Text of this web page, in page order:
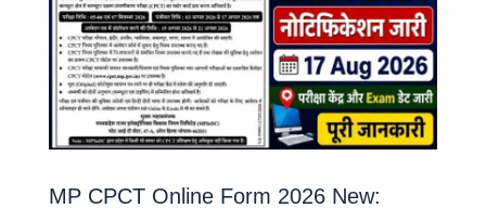
MP CPCT Online Form 2026 New: